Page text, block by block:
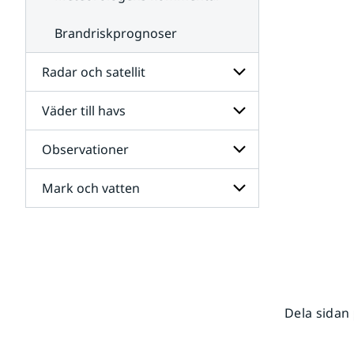
Brandriskprognoser
Radar och satellit
Undersidor
för
Radar
och
satellit
Väder till havs
Undersidor
för
Väder
till
havs
Observationer
Undersidor
för
Mark och vatten
Dela sidan